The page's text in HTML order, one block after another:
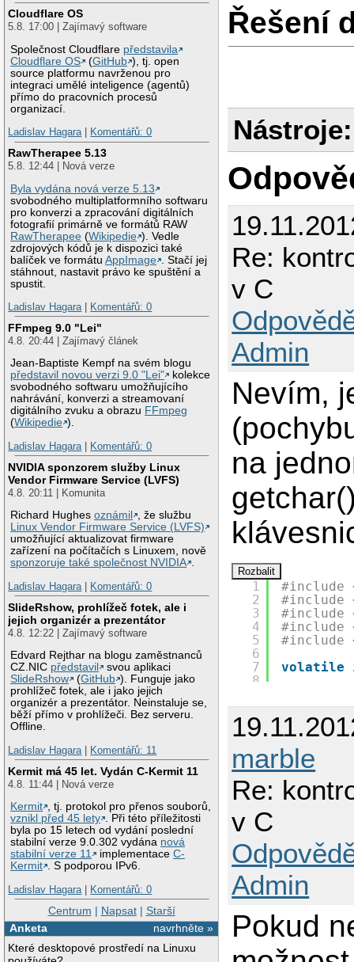
Cloudflare OS
5.8. 17:00 | Zajímavý software
Společnost Cloudflare představila
Cloudflare OS
(GitHub ), tj. open
source platformu navrženou pro
integraci umělé inteligence (agentů)
přímo do pracovních procesů
organizací.
Ladislav Hagara| Komentářů: 0
RawTherapee 5.13
5.8. 12:44 | Nová verze
Byla vydána nová verze 5.13
svobodného multiplatformního softwaru
pro konverzi a zpracování digitálních
fotografií primárně ve formátů RAW
RawTherapee (Wikipedie ). Vedle
zdrojových kódů je k dispozici také
balíček ve formátuAppImage
. Stačí jej
stáhnout, nastavit právo ke spuštění a
spustit.
Ladislav Hagara| Komentářů: 0
FFmpeg 9.0 "Lei"
4.8. 20:44 | Zajímavý článek
Jean-Baptiste Kempf na svém blogu
představil novou verzi 9.0 "Lei"
kolekce
svobodného softwaru umožňujícího
nahrávání, konverzi a streamovaní
digitálního zvuku a obrazu FFmpeg
(Wikipedie ).
Ladislav Hagara| Komentářů: 0
NVIDIA sponzorem služby Linux
Vendor Firmware Service (LVFS)
4.8. 20:11 | Komunita
Richard Hughesoznámil
, že službu
Linux Vendor Firmware Service (LVFS)
umožňující aktualizovat firmware
zařízení na počítačích s Linuxem, nově
sponzoruje také společnost NVIDIA .
Ladislav Hagara| Komentářů: 0
SlideRshow, prohlížeč fotek, ale i
jejich organizér a prezentátor
4.8. 12:22 | Zajímavý software
Edvard Rejthar na blogu zaměstnanců
CZ.NIC představil
svou aplikaci
SlideRshow
(GitHub ). Funguje jako
prohlížeč fotek, ale i jako jejich
organizér a prezentátor. Neinstaluje se,
běží přímo v prohlížeči. Bez serveru.
Offline.
Ladislav Hagara| Komentářů: 11
Kermit má 45 let. Vydán C-Kermit 11
4.8. 11:44 | Nová verze
Kermit , tj. protokol pro přenos souborů,
vznikl před 45 lety . Při této příležitosti
byla po 15 letech od vydání poslední
stabilní verze 9.0.302 vydána nová
stabilní verze 11
implementaceC-
Kermit . S podporou IPv6.
Ladislav Hagara| Komentářů: 0
Centrum | Napsat| Starší
navrhněte »
Anketa
Které desktopové prostředí na Linuxu
Řešení
Nástroje:
Re:
v C
Admin
Nevím,
na
1
2
3
4
5
6
7
8
10
11
12
14
15
16
17
18
19
20
21
22
23
24
26
27
#include
#include
#include
#include
#include
volatile
{
while
}
{
srand
run
marble
Re:
v C
Admin
Pokud